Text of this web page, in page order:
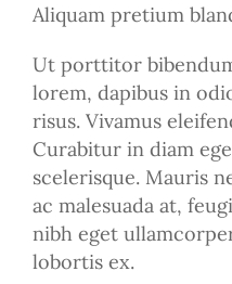
Aliquam pretium
Ut porttitor
lorem, dapibus in
risus. Vivamus
Curabitur in diam
scelerisque. Mauris
ac malesuada at,
nibh eget
lobortis ex.